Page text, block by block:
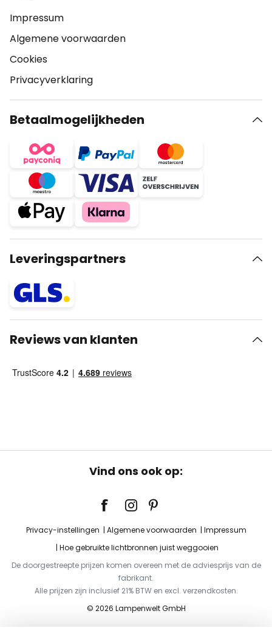
Impressum
Algemene voorwaarden
Cookies
Privacyverklaring
Betaalmogelijkheden
Leveringspartners
Reviews van klanten
Vind ons ook op:
Privacy-instellingen Algemene voorwaarden
Impressum
Hoe gebruikte lichtbronnen juist weggooien
De doorgestreepte prijzen komen overeen met de adviesprijs van de
fabrikant.
Alle prijzen zijn inclusief 21% BTW en excl. verzendkosten.
© 2026 Lampenwelt GmbH